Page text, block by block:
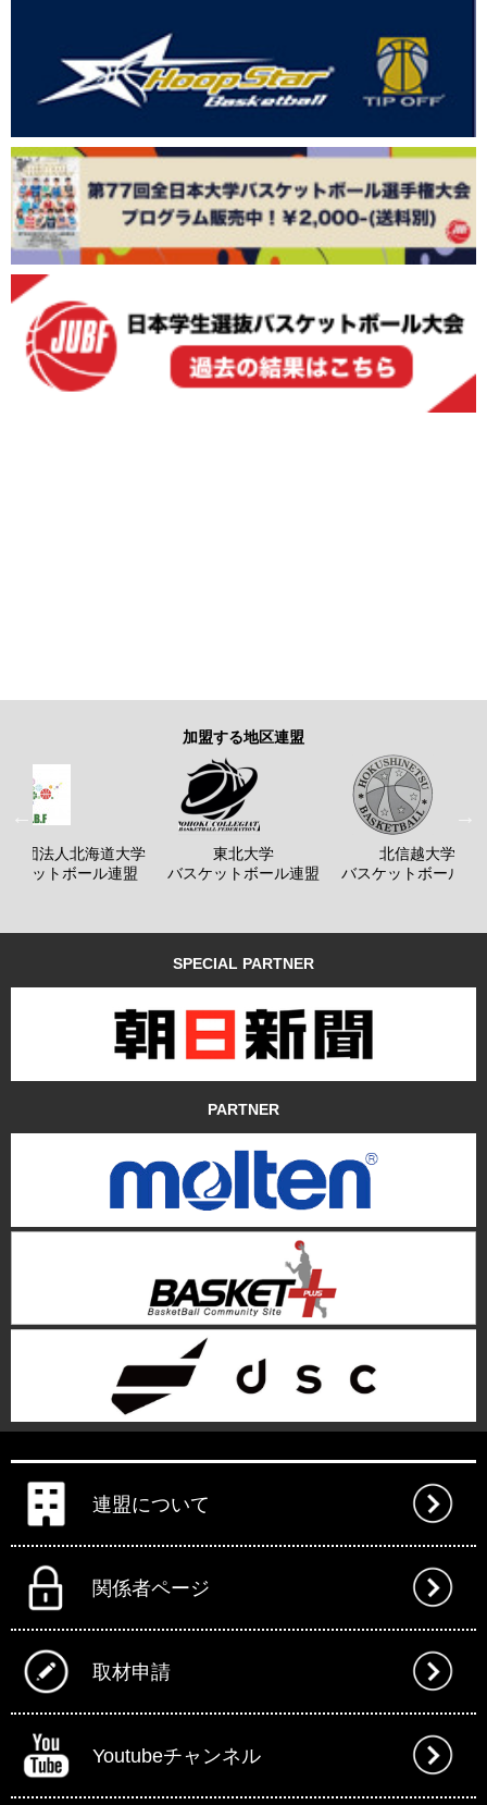
加盟する地区連盟
社団法人北海道大学
ケットボール連盟
東北大学
バスケットボール連盟
北信越大学
バスケットボール連
SPECIAL PARTNER
PARTNER
連盟について
関係者ページ
取材申請
Youtubeチャンネル